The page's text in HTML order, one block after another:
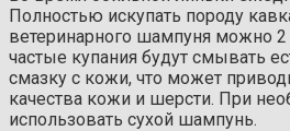
Полностью искупать породу
ветеринарного шампуня можно 2
частые купания будут смывать
смазку с кожи, что может
качества кожи и шерсти. При
использовать сухой шампунь.